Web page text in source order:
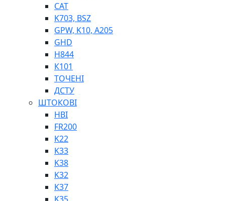
Е90, E92
SINT, E60
ПНЕВМАТИКА
ФІТИНГИ
CAT
K703, BSZ
GPW, K10, A205
GHD
H844
К101
ТОЧЕНІ
ДСТУ
ШТОКОВІ
HBI
FR200
K22
K33
K38
K32
K37